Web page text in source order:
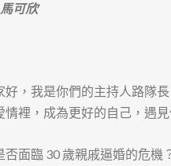
可欣
好，我是你們的主持人路隊
情裡，成為更好的自己，遇見
否面臨 30 歲親戚逼婚的危機